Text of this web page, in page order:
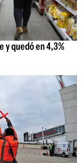
y quedó en 4,3%